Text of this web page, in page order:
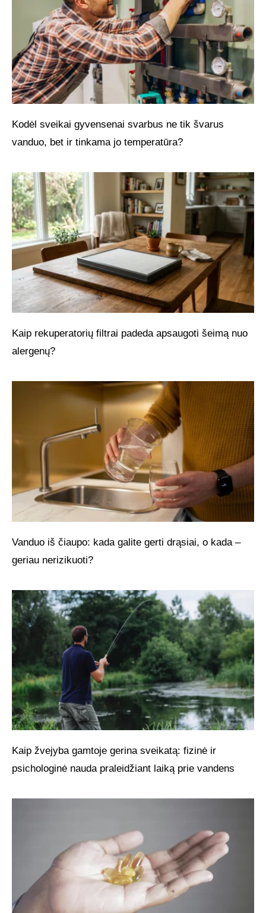
Kodėl sveikai gyvensenai svarbus ne tik švarus
vanduo, bet ir tinkama jo temperatūra?
Kaip rekuperatorių filtrai padeda apsaugoti šeimą nuo
alergenų?
Vanduo iš čiaupo: kada galite gerti drąsiai, o kada –
geriau nerizikuoti?
Kaip žvejyba gamtoje gerina sveikatą: fizinė ir
psichologinė nauda praleidžiant laiką prie vandens